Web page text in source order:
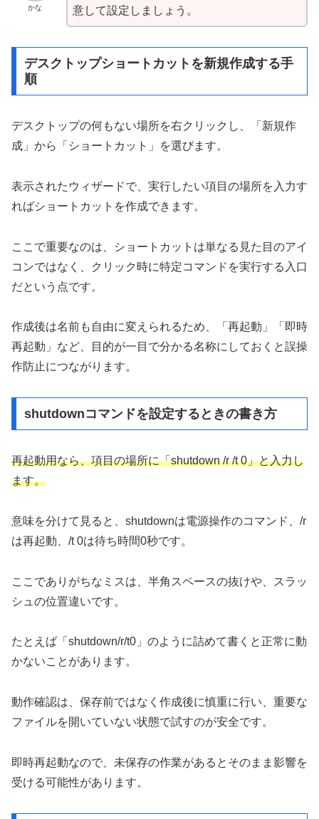
かな 意して設定しましょう。
デスクトップショートカットを新規作成する手
順
デスクトップの何もない場所を右クリックし、「新規作
成」から「ショートカット」を選びます。
表示されたウィザードで、実行したい項目の場所を入力す
ればショートカットを作成できます。
ここで重要なのは、ショートカットは単なる見た目のアイ
コンではなく、クリック時に特定コマンドを実行する入口
だという点です。
作成後は名前も自由に変えられるため、「再起動」「即時
再起動」など、目的が一目で分かる名称にしておくと誤操
作防止につながります。
shutdownコマンドを設定するときの書き方
再起動用なら、項目の場所に「shutdown /r /t 0」と入力し
ます。
意味を分けて見ると、shutdownは電源操作のコマンド、/r
は再起動、/t 0は待ち時間0秒です。
ここでありがちなミスは、半角スペースの抜けや、スラッ
シュの位置違いです。
たとえば「shutdown/r/t0」のように詰めて書くと正常に動
かないことがあります。
動作確認は、保存前ではなく作成後に慎重に行い、重要な
ファイルを開いていない状態で試すのが安全です。
即時再起動なので、未保存の作業があるとそのまま影響を
受ける可能性があります。